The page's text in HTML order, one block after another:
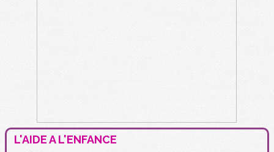
L'AIDE A L'ENFANCE